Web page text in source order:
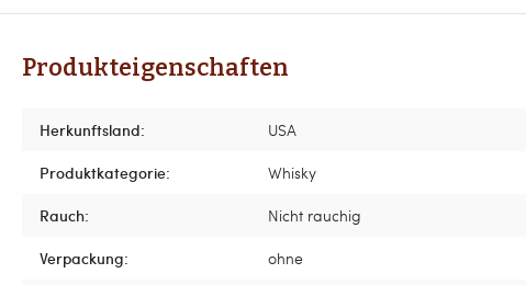
Produkteigenschaften
Herkunftsland:
USA
Produktkategorie:
Whisky
Rauch:
Nicht rauchig
Verpackung:
ohne